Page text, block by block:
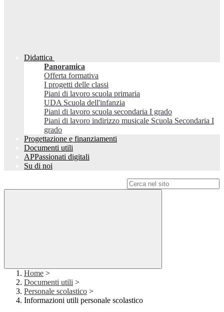
Didattica
Panoramica
Offerta formativa
I progetti delle classi
Piani di lavoro scuola primaria
UDA Scuola dell'infanzia
Piani di lavoro scuola secondaria I grado
Piani di lavoro indirizzo musicale Scuola Secondaria I
grado
Progettazione e finanziamenti
Documenti utili
APPassionati digitali
Su di noi
Home >
Documenti utili >
Personale scolastico >
Informazioni utili personale scolastico